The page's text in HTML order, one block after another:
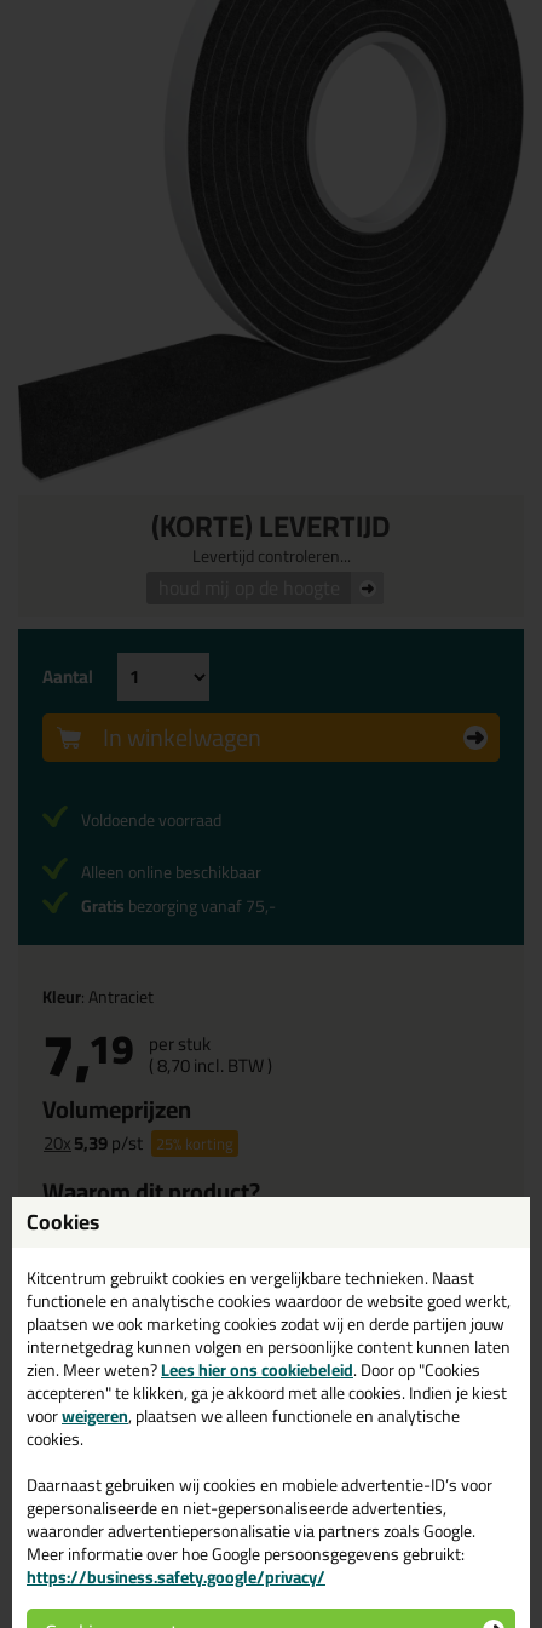
(KORTE) LEVERTIJD
Levertijd controleren...
Kleur: Antraciet
7,19 per stuk
(8,70incl. BTW )
Volumeprijzen
20x5,39p/st 25%korting
Waarom dit product?
Aantal
In winkelwagen
Voldoende voorraad
Alleen online beschikbaar
Gratisbezorging vanaf 75,-
Waarom dit product?
Slagregendicht
Winddicht
UV- bestendig
Past zich aan oneffenheden voegbeweging aan
Overschilderbaar
20mm breed
2mm dik
Zwelt op naar ca. 10mm
Geen tocht meer
Twijfel je ofSoudal Soudaband 600 20/2-4 rol
Cookies
Kitcentrum gebruikt cookies en vergelijkbare technieken. Naast
functionele en analytische cookies waardoor de website goed werkt,
plaatsen we ook marketing cookies zodat wij en derde partijen jouw
internetgedrag kunnen volgen en persoonlijke content kunnen laten
zien. Meer weten?Lees hier ons cookiebeleid. Door op "Cookies
accepteren" te klikken, ga je akkoord met alle cookies. Indien je kiest
voorweigeren, plaatsen we alleen functionele en analytische
cookies.
Daarnaast gebruiken wij cookies en mobiele advertentie-ID’s voor
gepersonaliseerde en niet-gepersonaliseerde advertenties,
waaronder advertentiepersonalisatie via partners zoals Google.
Meer informatie over hoe Google persoonsgegevens gebruikt:
https://business.safety.google/privacy/